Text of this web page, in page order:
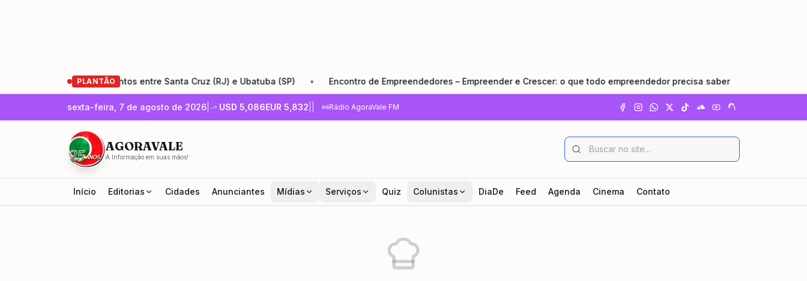
PLANTÃO
da Rio-Santos entre Santa Cruz (RJ) e Ubatuba (SP) • Encontro de Empreendedores – Empreender e Crescer: o que todo empreendedor precisa saber •
sexta-feira, 7 de agosto de 2026 USD 5,086EUR 5,832 Rádio AgoraVale FM
AGORAVALE
A Informação em suas mãos!
Início Editorias Cidades Anunciantes Mídias Serviços Quiz Colunistas DiaDe Feed Agenda Cinema Contato